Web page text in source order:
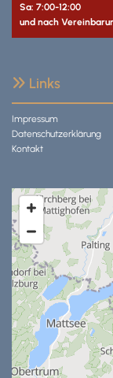
Sa: 7:00-12:00
und nach
 Links
Impressum
Datenschutzerklärung
Kontakt